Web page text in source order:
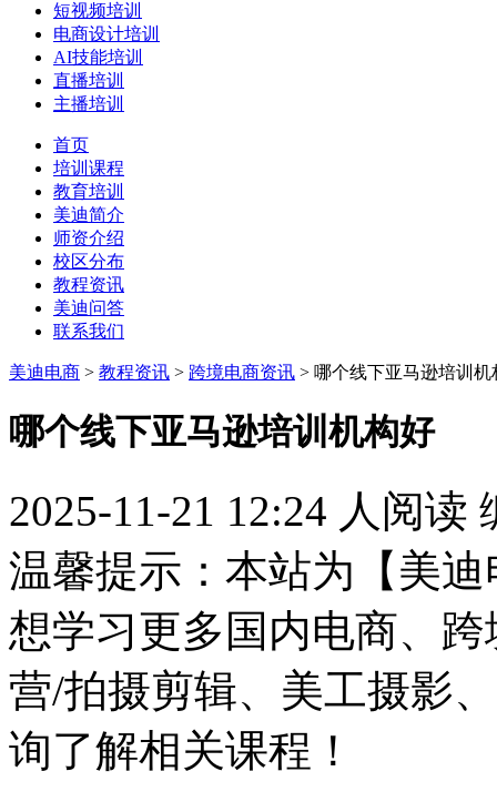
短视频培训
电商设计培训
AI技能培训
直播培训
主播培训
首页
培训课程
教育培训
美迪简介
师资介绍
校区分布
教程资讯
美迪问答
联系我们
美迪电商 > 教程资讯 > 跨境电商资讯 > 哪个线下亚马逊培训机
哪个线下亚马逊培训机构好
2025-11-21 12:24 人阅读
温馨提示：本站为【美
想学习更多国内电商、
营/拍摄剪辑、美工摄影
询了解相关课程！